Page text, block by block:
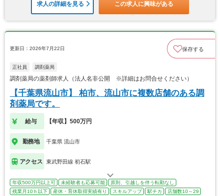
求人の詳細を見る この求人に興味がある
更新日：2026年7月22日 保存する
正社員 調剤薬局
調剤薬局の薬剤師求人（法人名非公開 ※詳細はお問合せください）
【千葉県流山市】 柏市、流山市に複数店舗のある調
剤薬局です。
給与 【年収】500万円
勤務地 千葉県 流山市
アクセス 東武野田線 初石駅
年収500万円以上可 未経験者も応募可能
原則、引越しを伴う転勤なし
残業月10ｈ以下
産休・育休取得実績有り スキルアップ 駅チカ 店舗数10～29